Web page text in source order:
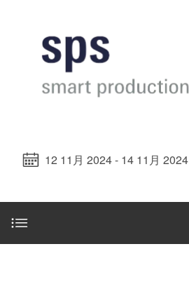
接
插
件
插
子
鼠
笼
联
接
直
式
子
条
调
配
线
快
介
我
们
培
介
绍
营
麒麟全家福
麒麟端子
12 11月 2024 - 14 11月 2024